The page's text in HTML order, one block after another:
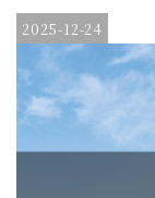
2025-12-24